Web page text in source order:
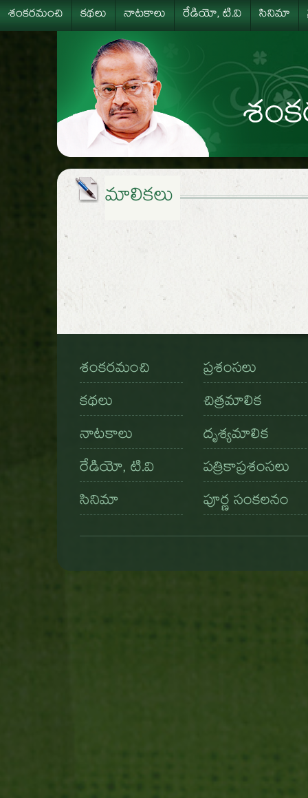
శంకరమంచి కథలు నాటకాలు రేడియో, టి.వి సినిమా
మాలికలు
శంకరమంచి
కథలు
నాటకాలు
రేడియో, టి.వి
సినిమా
ప్రశంసలు
చిత్రమాలిక
దృశ్యమాలిక
పత్రికాప్రశంసలు
పూర్ణ సంకలనం